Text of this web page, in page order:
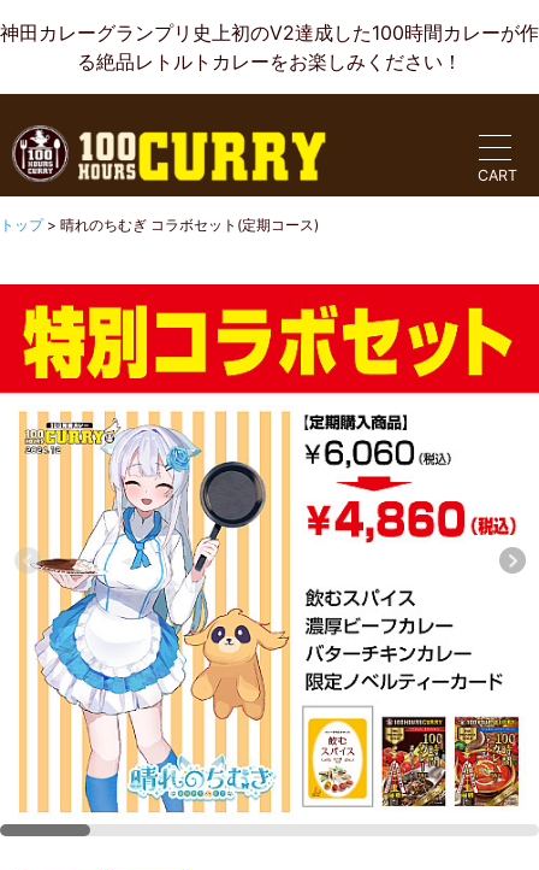
神田カレーグランプリ史上初のV2達成した100時間カレーが作
る絶品レトルトカレーをお楽しみください！
CART
トップ > 晴れのちむぎ コラボセット(定期コース)